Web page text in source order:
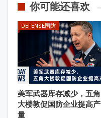
你可能还喜欢
DEFENSE国防
美军武器库存减少，五角
大楼敦促国防企业提高产
量